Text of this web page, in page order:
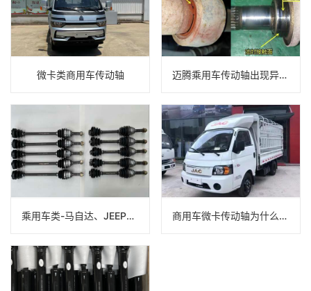
微卡类商用车传动轴 迈腾乘用车传动轴出现异响原因是什么？该如何解决？
乘用车类-马自达、JEEP主传动轴 商用车微卡传动轴为什么咔咔响？